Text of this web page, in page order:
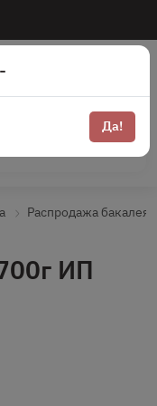
Распродажа бакалея
ИП
Да!